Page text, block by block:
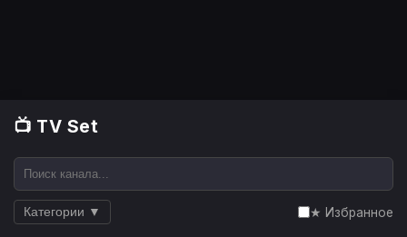
📺 TV Set
Категории ▼ ★ Избранное